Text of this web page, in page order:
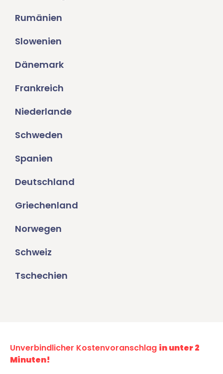
Rumänien
Slowenien
Dänemark
Frankreich
Niederlande
Schweden
Spanien
Deutschland
Griechenland
Norwegen
Schweiz
Tschechien
Unverbindlicher Kostenvoranschlag in unter 2
Minuten!